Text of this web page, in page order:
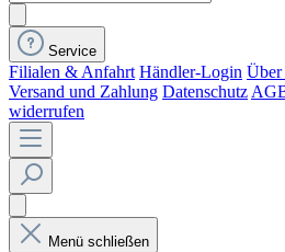
Service
Filialen & Anfahrt Händler-Login Über
Versand und Zahlung Datenschutz
widerrufen
Menü schließen